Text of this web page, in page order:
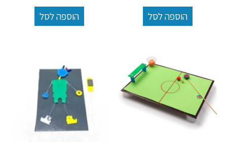
הוספה לסל הוספה לסל